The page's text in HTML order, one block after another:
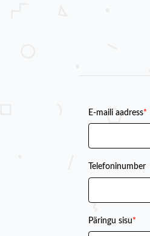
E-maili aadress*
Telefoninumber
Päringu sisu*